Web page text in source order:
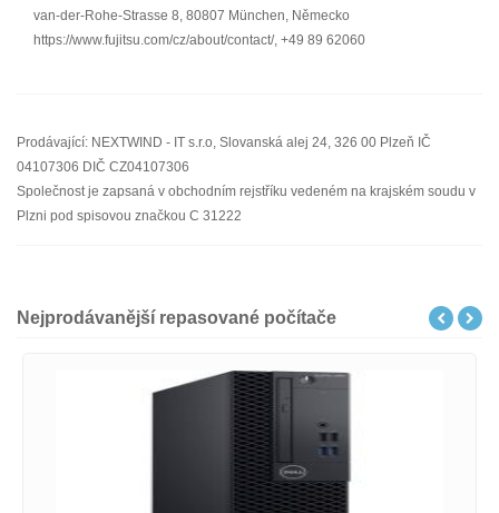
van-der-Rohe-Strasse 8, 80807 München, Německo
https://www.fujitsu.com/cz/about/contact/, +49 89 62060
Prodávající: NEXTWIND - IT s.r.o, Slovanská alej 24, 326 00 Plzeň IČ
04107306 DIČ CZ04107306
Společnost je zapsaná v obchodním rejstříku vedeném na krajském soudu v
Plzni pod spisovou značkou C 31222
Nejprodávanější repasované počítače